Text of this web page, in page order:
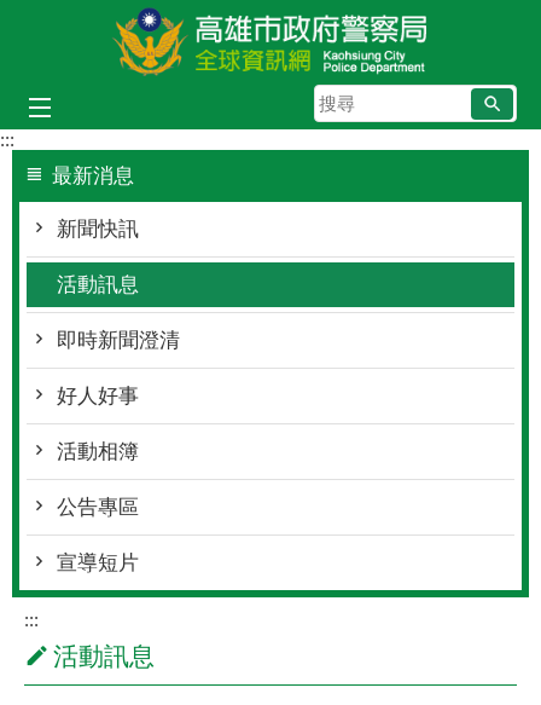
跳到主要內容區塊
搜
尋
:::
最新消息
新聞快訊
活動訊息
即時新聞澄清
好人好事
活動相簿
公告專區
宣導短片
:::
活動訊息